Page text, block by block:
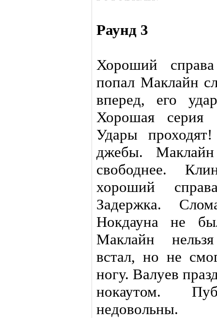
Раунд 3
Хороший
попал Маклайн
вперед, его
Хорошая серия
Удары
джебы. Маклайн
свободнее.
хороший
Задержка.
Нокдауна не
Маклайн
встал, но не
ногу. Валуев
нокаутом.
недовольны.